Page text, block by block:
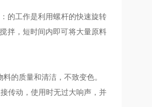
的工作是利用螺杆的快速旋转
拌，短时间内即可将大量原料
的质量和清洁，不致变色。
传动，使用时无过大响声，并